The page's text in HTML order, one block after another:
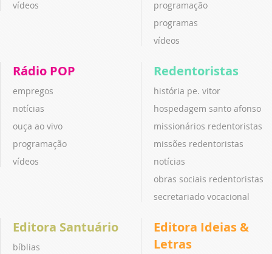
vídeos
programação
programas
vídeos
Rádio POP
empregos
notícias
ouça ao vivo
programação
vídeos
Redentoristas
história pe. vitor
hospedagem santo afonso
missionários redentoristas
missões redentoristas
notícias
obras sociais redentoristas
secretariado vocacional
Editora Santuário
bíblias
Editora Ideias &
Letras